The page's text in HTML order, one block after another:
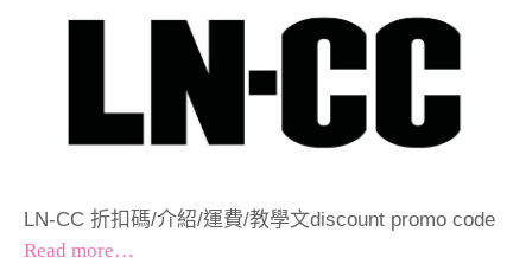
LN-CC 折扣碼/介紹/運費/教學文discount promo code
Read more…